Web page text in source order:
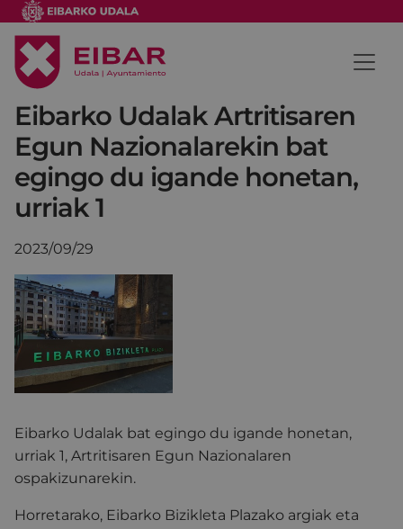
Eibarko Udalak Artritisaren
Egun Nazionalarekin bat
egingo du igande honetan,
urriak 1
2023/09/29
Eibarko Udalak bat egingo du igande honetan,
urriak 1, Artritisaren Egun Nazionalaren
ospakizunarekin.
Horretarako, Eibarko Bizikleta Plazako argiak eta